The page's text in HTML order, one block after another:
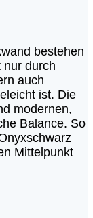
bestehen
nur durch
auch
ist. Die
modernen,
Balance. So
Mittelpunkt